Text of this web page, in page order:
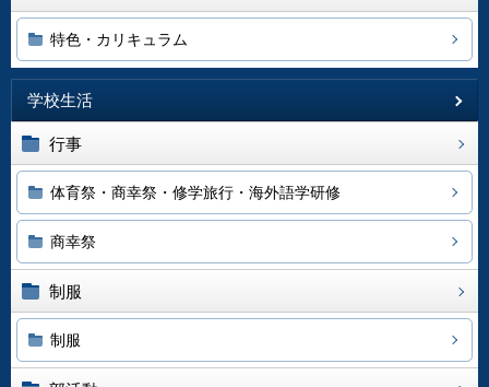
特色・カリキュラム
学校生活
行事
体育祭・商幸祭・修学旅行・海外語学研修
商幸祭
制服
制服